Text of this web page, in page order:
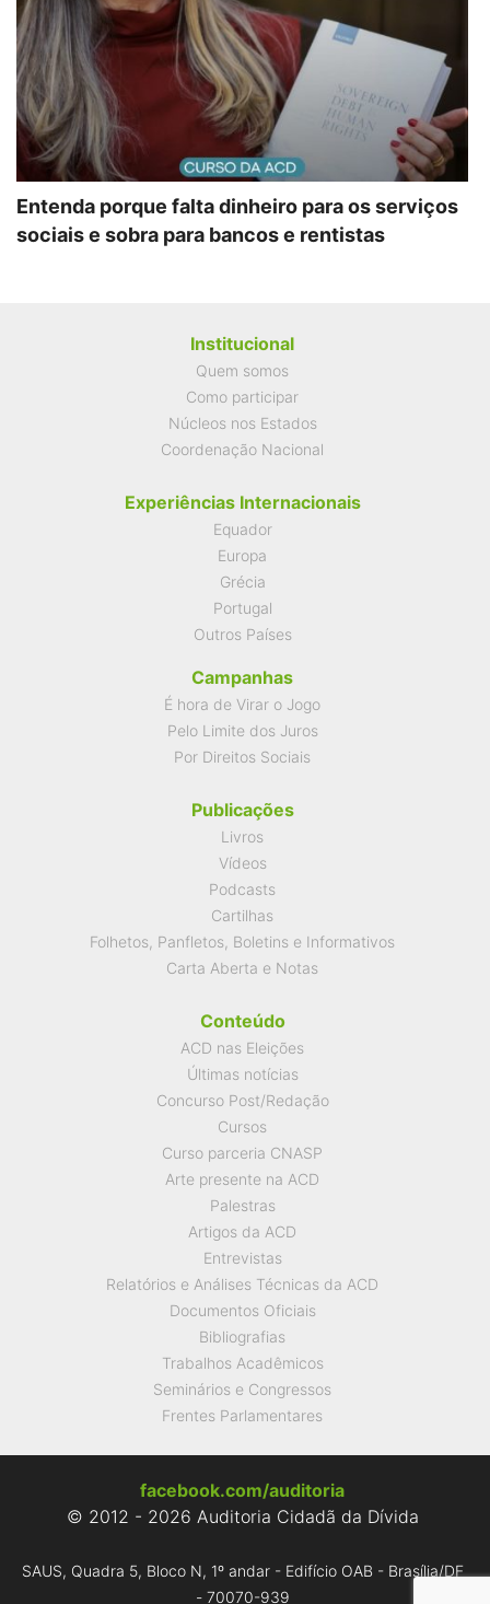
Entenda porque falta dinheiro para os serviços
sociais e sobra para bancos e rentistas
Institucional
Quem somos
Como participar
Núcleos nos Estados
Coordenação Nacional
Experiências Internacionais
Equador
Europa
Grécia
Portugal
Outros Países
Campanhas
É hora de Virar o Jogo
Pelo Limite dos Juros
Por Direitos Sociais
Publicações
Livros
Vídeos
Podcasts
Cartilhas
Folhetos, Panfletos, Boletins e Informativos
Carta Aberta e Notas
Conteúdo
ACD nas Eleições
Últimas notícias
Concurso Post/Redação
Cursos
Curso parceria CNASP
Arte presente na ACD
Palestras
Artigos da ACD
Entrevistas
Relatórios e Análises Técnicas da ACD
Documentos Oficiais
Bibliografias
Trabalhos Acadêmicos
Seminários e Congressos
Frentes Parlamentares
facebook.com/auditoria
© 2012 - 2026 Auditoria Cidadã da Dívida
SAUS, Quadra 5, Bloco N, 1º andar - Edifício OAB - Brasília/DF
- 70070-939